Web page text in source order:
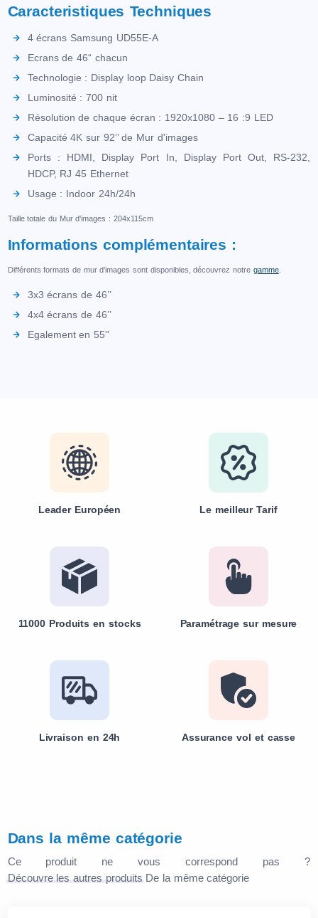
Caracteristiques Techniques
4 écrans Samsung UD55E-A
Ecrans de 46“ chacun
Technologie : Display loop Daisy Chain
Luminosité : 700 nit
Résolution de chaque écran : 1920x1080 – 16 :9 LED
Capacité 4K sur 92’’ de Mur d'images
Ports : HDMI, Display Port In, Display Port Out, RS-232,
HDCP, RJ 45 Ethernet
Usage : Indoor 24h/24h
Taille totale du Mur d'images : 204x115cm
Informations complémentaires :
Différents formats de mur d'images sont disponibles, découvrez notre gamme.
3x3 écrans de 46’’
4x4 écrans de 46’’
Egalement en 55''
Leader Européen Le meilleur Tarif
11000 Produits en stocks Paramétrage sur mesure
Livraison en 24h Assurance vol et casse
Dans la même catégorie
Ce produit ne vous correspond pas ?
Découvre les autres produits De la même catégorie